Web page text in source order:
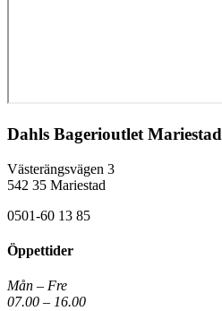
Dahls Bagerioutlet Mariestad
Västerängsvägen 3
542 35 Mariestad
0501-60 13 85
Öppettider
Mån – Fre
07.00 – 16.00